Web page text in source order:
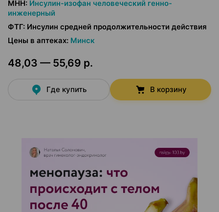
МНН: Инсулин-изофан человеческий генно-
инженерный
ФТГ: Инсулин средней продолжительности действия
Цены в аптеках: Минск
48,03 — 55,69 р.
Где купить В корзину